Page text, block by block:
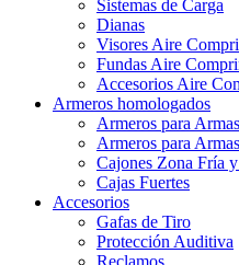
Sistemas de Carga
Dianas
Visores Aire
Fundas Aire
Accesorios Aire
Armeros homologados
Armeros para
Armeros para
Cajones Zona Fría
Cajas Fuertes
Accesorios
Gafas de Tiro
Protección Auditiva